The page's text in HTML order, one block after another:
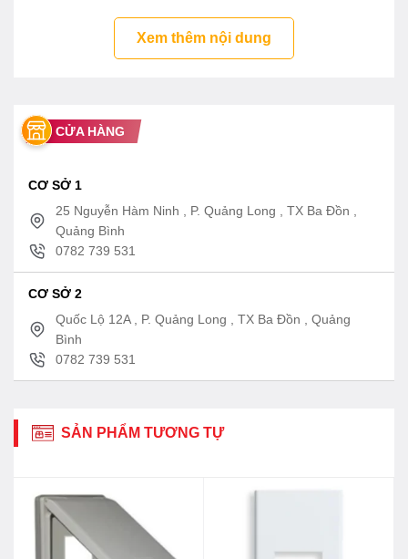
Xem thêm nội dung
CỬA HÀNG
CƠ SỞ 1
25 Nguyễn Hàm Ninh , P. Quảng Long , TX Ba Đồn ,
Quảng Bình
0782 739 531
CƠ SỞ 2
Quốc Lộ 12A , P. Quảng Long , TX Ba Đồn , Quảng
Bình
0782 739 531
SẢN PHẨM TƯƠNG TỰ